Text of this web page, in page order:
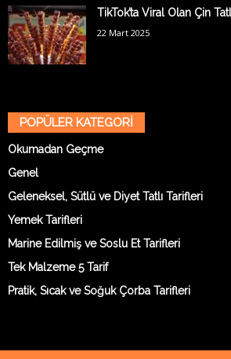
TikTok’ta Viral Olan Çin
22 Mart 2025
POPÜLER KATEGORİ
Okumadan Geçme
Genel
Geleneksel, Sütlü ve Diyet Tatlı Tarifleri
Yemek Tarifleri
Marine Edilmiş ve Soslu Et Tarifleri
Tek Malzeme 5 Tarif
Pratik, Sıcak ve Soğuk Çorba Tarifleri